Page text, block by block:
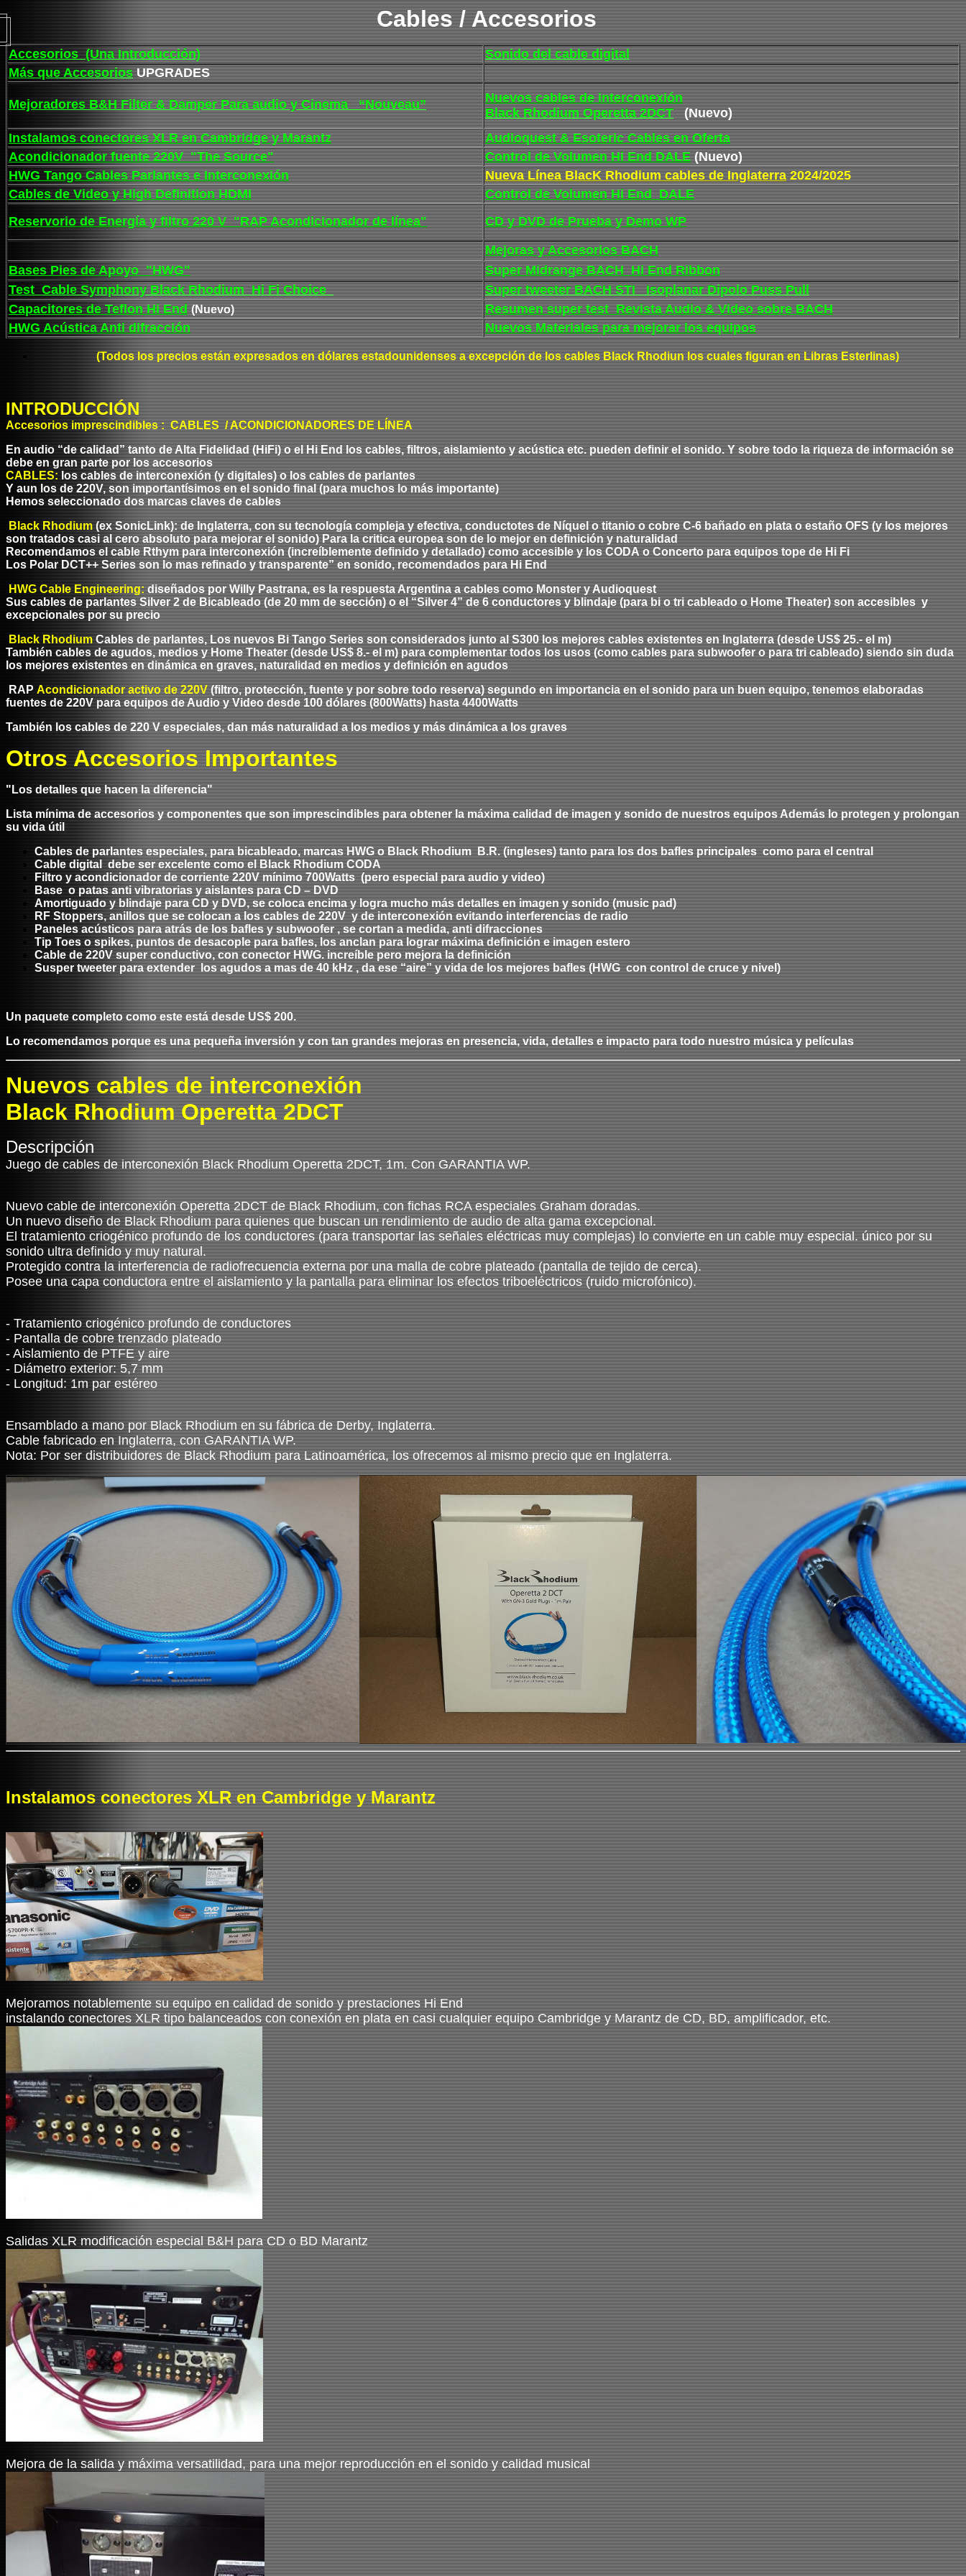
Cables / Accesorios
Accesorios (Una Introducción)
Sonido del cable digital
Más que AccesoriosUPGRADES
Mejoradores B&H Filter & Damper Para audio y Cinema “Nouveau”
Nuevos cables de interconexión
Black Rhodium Operetta 2DCT(Nuevo)
Instalamos conectores XLR en Cambridge y Marantz
Audioquest & Esoteric Cables en Oferta
Acondicionador fuente 220V "The Source"
Control de Volumen Hi End DALE(Nuevo)
HWG Tango Cables Parlantes e Interconexión
Nueva Línea BlacK Rhodium cables de Inglaterra2024/2025
Cables de Video y High Definition HDMI
Control de Volumen Hi End DALE
Reservorio de Energía y filtro 220 V "RAP Acondicionador de línea"
CD y DVD de Prueba y Demo WP
Mejoras y Accesorios BACH
Bases Pies de Apoyo "HWG"
Super Midrange BACH Hi End Ribbon
Test Cable Symphony Black RhodiumHi Fi Choice
Super tweeter BACH STI Isoplanar Dipolo Puss Pull
Capacitores de Teflon Hi End (Nuevo)
Resumen super test Revista Audio & Video sobre BACH
HWG Acústica Anti difracción
Nuevos Materiales para mejorar los equipos
(Todos los precios están expresados en dólares estadounidenses a excepción de los cables Black Rhodiun los cuales figuran en Libras Esterlinas)
INTRODUCCIÓN
Accesorios imprescindibles: CABLES / ACONDICIONADORES DE LÍNEA
En audio “de calidad” tanto de Alta Fidelidad (HiFi) o el Hi End los cables, filtros, aislamiento y acústica etc. pueden definir el sonido. Y sobre todo la riqueza de información se
debe en gran parte por los accesorios
CABLES:los cables de interconexión (y digitales) o los cables de parlantes
Y aun los de 220V, son importantísimos en el sonido final (para muchos lo más importante)
Hemos seleccionado dos marcas claves de cables
Black Rhodium(ex SonicLink): de Inglaterra, con su tecnología compleja y efectiva, conductotes de Níquel o titanio o cobre C-6 bañado en plata o estaño OFS (y los mejores
son tratados casi al cero absoluto para mejorar el sonido) Para la critica europea son de lo mejor en definición y naturalidad
Recomendamos el cableRthympara interconexión (increíblemente definido y detallado) como accesible y losCODAo Concerto para equipos tope de Hi Fi
Los PolarDCT++Series son lo mas refinado y transparente” en sonido, recomendados para Hi End
HWG Cable Engineering:diseñados por Willy Pastrana, es la respuesta Argentina a cables como Monster y Audioquest
Sus cables de parlantes Silver 2 de Bicableado (de 20 mmde sección) o el “Silver 4” de 6 conductores y blindaje (para bi o tri cableado o Home Theater) son accesibles y
excepcionales por su precio
Black RhodiumCables de parlantes, Los nuevos Bi Tango Series son considerados junto al S300 los mejores cables existentes en Inglaterra (desde US$ 25.- el m)
También cables de agudos, medios y Home Theater (desde US$ 8.- el m) para complementar todos los usos (como cables para subwoofer o para tri cableado) siendo sin duda
los mejores existentes en dinámica en graves, naturalidad en medios y definición en agudos
RAPAcondicionadoractivode 220V(filtro, protección, fuente ypor sobre todoreserva) segundo en importancia en el sonido para un buen equipo, tenemos elaboradas
fuentes de 220V para equipos de Audio y Video desde 100 dólares (800Watts) hasta 4400Watts
También los cables de 220 V especiales, dan más naturalidad a los mediosy más dinámica a los graves
Otros Accesorios Importantes
"Los detalles que hacen la diferencia"
Lista mínima de accesorios y componentes que son imprescindibles para obtener la máxima calidad de imagen y sonido de nuestros equipos Además lo protegen y prolongan
su vida útil
Cables de parlantes especiales, para bicableado, marcas HWG o Black Rhodium B.R. (ingleses) tanto para los dos bafles principales como para el central
Cable digital debe ser excelente como el Black Rhodium CODA
Filtro y acondicionador de corriente 220V mínimo 700Watts (pero especial para audio y video)
Base o patas anti vibratorias y aislantes para CD – DVD
Amortiguado y blindaje para CD y DVD, se coloca encima y logra mucho más detalles en imagen y sonido (music pad)
RF Stoppers, anillos que se colocan a los cables de 220V y de interconexión evitando interferencias de radio
Paneles acústicos para atrás de los bafles y subwoofer , se cortan a medida, anti difracciones
Tip Toes o spikes, puntos de desacople para bafles, los anclan para lograr máxima definición e imagen estero
Cable de 220V super conductivo, con conector HWG. increíble pero mejora la definición
Susper tweeter para extender los agudos a mas de 40 kHz , da ese “aire” y vida de los mejores bafles (HWG con control de cruce y nivel)
Un paquete completo como este está desde US$ 200.
Lo recomendamos porque es una pequeña inversión y con tan grandes mejoras en presencia, vida, detalles e impacto para todo nuestro música y películas
Nuevos cables de interconexión
Black Rhodium Operetta 2DCT
Descripción
Juego de cables de interconexión Black Rhodium Operetta 2DCT, 1m. Con GARANTIA WP.
Nuevo cable de interconexión Operetta 2DCT de Black Rhodium, con fichas RCA especiales Graham doradas.
Un nuevo diseño de Black Rhodium para quienes que buscan un rendimiento de audio de alta gama excepcional.
El tratamiento criogénico profundo de los conductores (para transportar las señales eléctricas muy complejas) lo convierte en un cable muy especial. único por su
sonido ultra definido y muy natural.
Protegido contra la interferencia de radiofrecuencia externa por una malla de cobre plateado (pantalla de tejido de cerca).
Posee una capa conductora entre el aislamiento y la pantalla para eliminar los efectos triboeléctricos (ruido microfónico).
- Tratamiento criogénico profundo de conductores
- Pantalla de cobre trenzado plateado
- Aislamiento de PTFE y aire
- Diámetro exterior: 5,7 mm
- Longitud: 1m par estéreo
Ensamblado a mano por Black Rhodium en su fábrica de Derby, Inglaterra.
Cable fabricado en Inglaterra, con GARANTIA WP.
Nota: Por ser distribuidores de Black Rhodium para Latinoamérica, los ofrecemos al mismo precio que en Inglaterra.
Instalamos conectores XLR en Cambridge y Marantz
Mejoramos notablemente su equipo en calidad de sonido y prestaciones Hi End